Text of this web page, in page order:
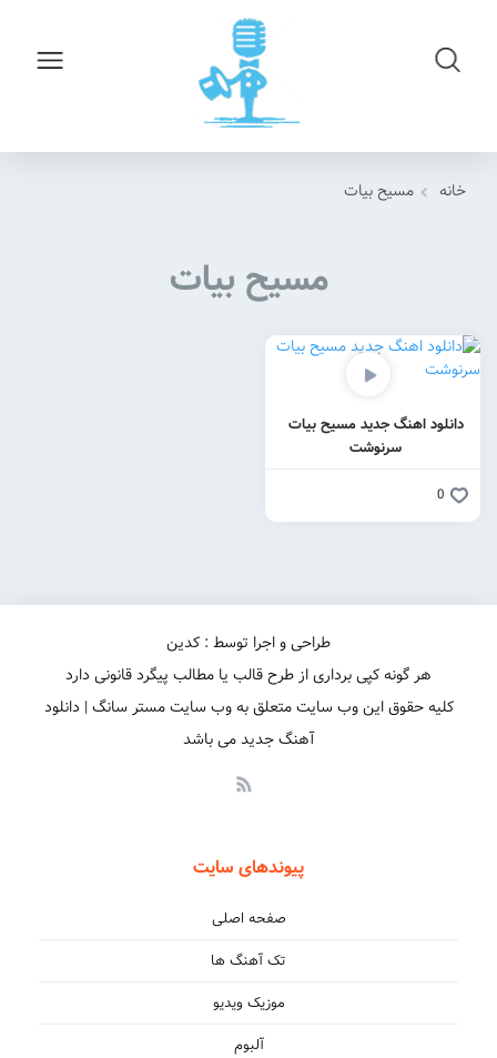
خانه مسیح بیات
مسیح بیات
دانلود اهنگ جدید مسیح بیات
سرنوشت
0
طراحی و اجرا توسط : کدین
هر گونه کپی برداری از طرح قالب یا مطالب پیگرد قانونی دارد
کلیه حقوق این وب سایت متعلق به وب سایت مستر سانگ | دانلود
آهنگ جدید می باشد
پیوندهای سایت
صفحه اصلی
تک آهنگ ها
موزیک ویدیو
آلبوم